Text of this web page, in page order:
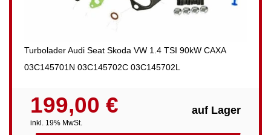
Turbolader Audi Seat Skoda VW 1.4 TSI 90kW CAXA
03C145701N 03C145702C 03C145702L
199,00 €
inkl. 19% MwSt.
auf Lager